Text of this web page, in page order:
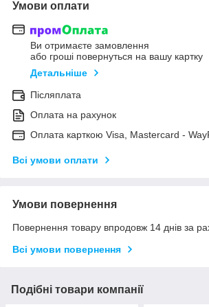
Умови оплати
Ви отримаєте замовлення
або гроші повернуться на вашу картку
Детальніше
Післяплата
Оплата на рахунок
Оплата карткою Visa, Mastercard -
Всі умови оплати
Умови повернення
Повернення товару впродовж 14 днів за
Всі умови повернення
Подібні товари компанії